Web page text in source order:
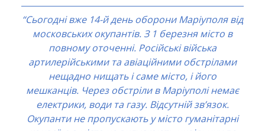
“Сьогодні вже 14-й день оборони Маріуполя від
московських окупантів. З 1 березня місто в
повному оточенні. Російські війська
артилерійськими та авіаційними обстрілами
нещадно нищать і саме місто, і його
мешканців. Через обстріли в Маріуполі немає
електрики, води та газу. Відсутній зв’язок.
Окупанти не пропускають у місто гуманітарні